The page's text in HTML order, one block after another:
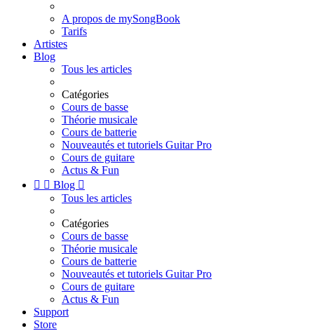
A propos de mySongBook
Tarifs
Artistes
Blog
Tous les articles
Catégories
Cours de basse
Théorie musicale
Cours de batterie
Nouveautés et tutoriels Guitar Pro
Cours de guitare
Actus & Fun
  Blog 
Tous les articles
Catégories
Cours de basse
Théorie musicale
Cours de batterie
Nouveautés et tutoriels Guitar Pro
Cours de guitare
Actus & Fun
Support
Store